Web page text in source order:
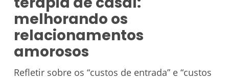
melhorando os
relacionamentos
amorosos
Refletir sobre os “custos de entrada” e “custos